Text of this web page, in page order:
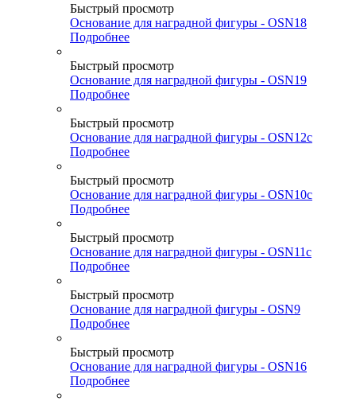
Быстрый просмотр
Основание для наградной фигуры - OSN18
Подробнее
Быстрый просмотр
Основание для наградной фигуры - OSN19
Подробнее
Быстрый просмотр
Основание для наградной фигуры - OSN12c
Подробнее
Быстрый просмотр
Основание для наградной фигуры - OSN10c
Подробнее
Быстрый просмотр
Основание для наградной фигуры - OSN11c
Подробнее
Быстрый просмотр
Основание для наградной фигуры - OSN9
Подробнее
Быстрый просмотр
Основание для наградной фигуры - OSN16
Подробнее